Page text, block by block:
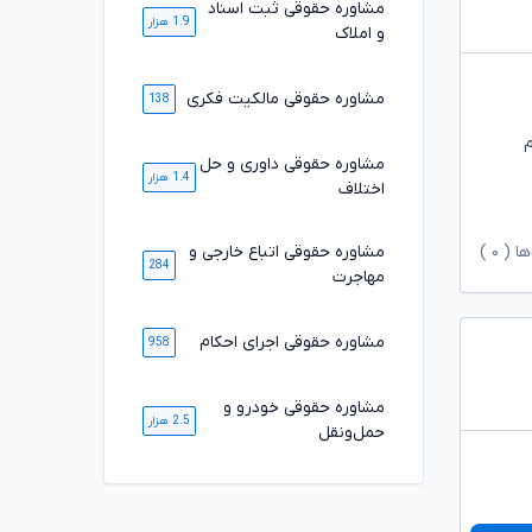
( ۰
مشاوره حقوقی ثبت اسناد
و املاک
1.9 هزار
مشاوره حقوقی مالکیت فکری 138
مشاوره حقوقی داوری و حل
اختلاف
1.4 هزار
مشاوره حقوقی اتباع خارجی و
مهاجرت
284
مشاوره حقوقی اجرای احکام 958
مشاوره حقوقی خودرو و
حمل‌ونقل
2.5 هزار